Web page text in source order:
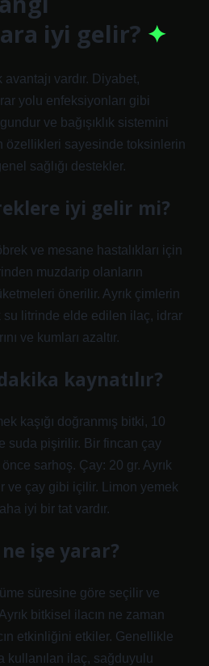
iyi gelir?
vardır. Diyabet,
yolu enfeksiyonları gibi
ve bağışıklık sistemini
özellikleri sayesinde toksinlerin
sağlığı destekler.
iyi gelir mi?
ve mesane hastalıkları için
muzdarip olanların
önerilir. Ayrık çimlerin
su litrinde elde edilen ilaç, idrar
ve kumları azaltır.
kaynatılır?
kaşığı doğranmış bitki, 10
suda pişirilir. Bir fincan çay
sarhoş. Çay: 20 gr. Ayrık
ve çay gibi içilir. Limon yemek
iyi bir tat vardır.
işe yarar?
süresine göre seçilir ve
bitkisel ilacın ne zaman
etkinliğini etkiler. Genellikle
kullanılan ilaç, sağduyulu